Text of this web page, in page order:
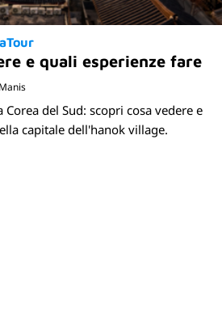
e quali esperienze fare
Corea del Sud: scopri cosa vedere e
capitale dell'hanok village.